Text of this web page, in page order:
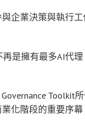
企業決策與執行
是擁有最多AI代
Toolkit
化階段的重要序幕